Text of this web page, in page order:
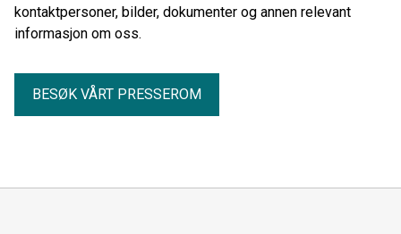
kontaktpersoner, bilder, dokumenter og annen relevant
informasjon om oss.
BESØK VÅRT PRESSEROM